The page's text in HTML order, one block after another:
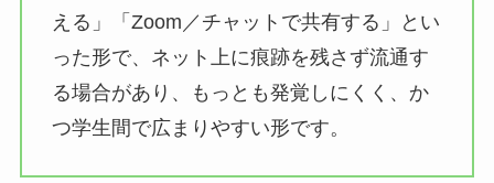
える」「Zoom／チャットで共有する」とい
った形で、ネット上に痕跡を残さず流通す
る場合があり、もっとも発覚しにくく、か
つ学生間で広まりやすい形です。